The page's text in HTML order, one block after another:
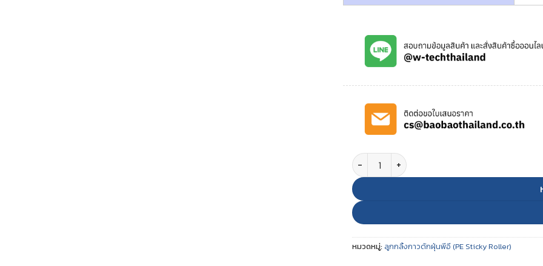
จำนวน Sticky Roller Blue 4 inch ชิ้น
หมวดหมู่: ลูกกลิ้งกาวดักฝุ่นพีอี (PE Sticky Roller)